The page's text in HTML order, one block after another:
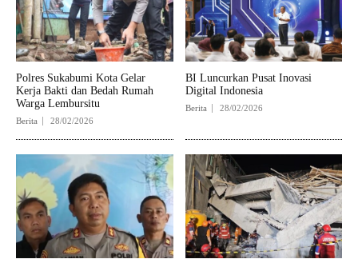
Polres Sukabumi Kota Gelar
Kerja Bakti dan Bedah Rumah
Warga Lembursitu
Berita 28/02/2026
BI Luncurkan Pusat Inovasi
Digital Indonesia
Berita 28/02/2026